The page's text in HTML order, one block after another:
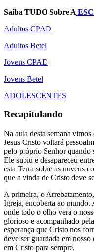
Saiba TUDO Sobre A
Adultos CPAD
Adultos Betel
Jovens CPAD
Jovens Betel
ADOLESCENTES
Recapitulando
Na aula desta semana
Jesus Cristo voltará
pelo próprio Senhor quando
Ele subiu e desapareceu
esta Terra sobre as nuvens
que a vinda de Cristo deve
A primeira, o
Igreja, encoberta ao mundo.
onde todo o olho verá o
glorioso e acompanhado
esperança que Cristo nos
deve ser guardada em
em Cristo para sempre.